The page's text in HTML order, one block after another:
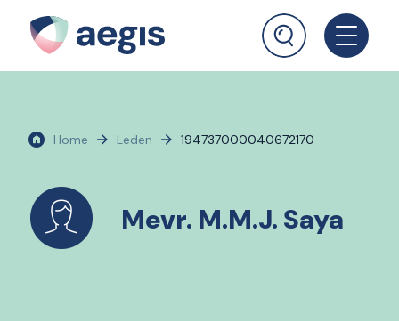
Home Leden 194737000040672170
Mevr. M.M.J. Saya